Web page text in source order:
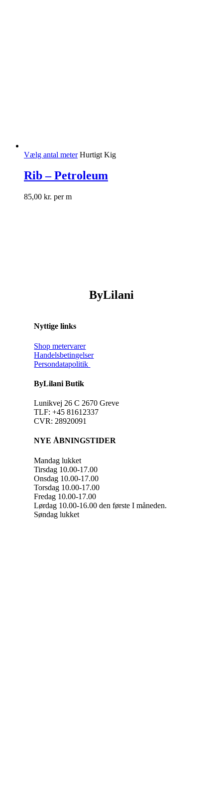
Vælg antal meter Hurtigt Kig
Rib – Petroleum
85,00 kr. per m
ByLilani
Nyttige links
Shop metervarer
Handelsbetingelser
Persondatapolitik
ByLilani Butik
Lunikvej 26 C 2670 Greve
TLF: +45 81612337
CVR: 28920091
NYE ÅBNINGSTIDER
Mandag lukket
Tirsdag 10.00-17.00
Onsdag 10.00-17.00
Torsdag 10.00-17.00
Fredag 10.00-17.00
Lørdag 10.00-16.00 den første I måneden.
Søndag lukket